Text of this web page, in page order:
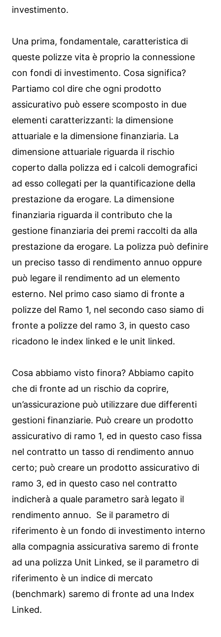
investimento.
Una prima, fondamentale, caratteristica di
queste polizze vita è proprio la connessione
con fondi di investimento. Cosa significa?
Partiamo col dire che ogni prodotto
assicurativo può essere scomposto in due
elementi caratterizzanti: la dimensione
attuariale e la dimensione finanziaria. La
dimensione attuariale riguarda il rischio
coperto dalla polizza ed i calcoli demografici
ad esso collegati per la quantificazione della
prestazione da erogare. La dimensione
finanziaria riguarda il contributo che la
gestione finanziaria dei premi raccolti da alla
prestazione da erogare. La polizza può definire
un preciso tasso di rendimento annuo oppure
può legare il rendimento ad un elemento
esterno. Nel primo caso siamo di fronte a
polizze del Ramo 1, nel secondo caso siamo di
fronte a polizze del ramo 3, in questo caso
ricadono le index linked e le unit linked.
Cosa abbiamo visto finora? Abbiamo capito
che di fronte ad un rischio da coprire,
un’assicurazione può utilizzare due differenti
gestioni finanziarie. Può creare un prodotto
assicurativo di ramo 1, ed in questo caso fissa
nel contratto un tasso di rendimento annuo
certo; può creare un prodotto assicurativo di
ramo 3, ed in questo caso nel contratto
indicherà a quale parametro sarà legato il
rendimento annuo. Se il parametro di
riferimento è un fondo di investimento interno
alla compagnia assicurativa saremo di fronte
ad una polizza Unit Linked, se il parametro di
riferimento è un indice di mercato
(benchmark) saremo di fronte ad una Index
Linked.